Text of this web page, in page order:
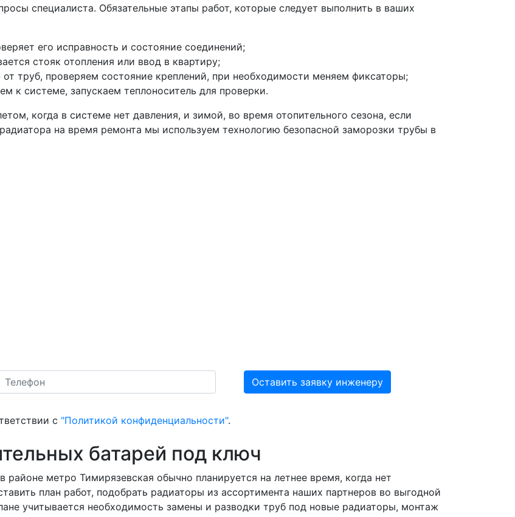
специалиста. Обязательные этапы работ, которые следует выполнить в ваших
его исправность и состояние соединений;
стояк отопления или ввод в квартиру;
труб, проверяем состояние креплений, при необходимости меняем фиксаторы;
к системе, запускаем теплоноситель для проверки.
когда в системе нет давления, и зимой, во время отопительного сезона, если
на время ремонта мы используем технологию безопасной заморозки трубы в
с "Политикой конфиденциальности".
батарей под ключ
метро Тимирязевская обычно планируется на летнее время, когда нет
план работ, подобрать радиаторы из ассортимента наших партнеров во выгодной
учитывается необходимость замены и разводки труб под новые радиаторы, монтаж